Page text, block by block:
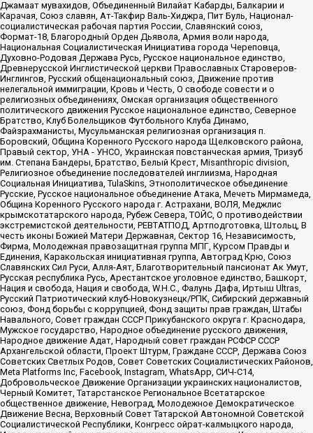
Джамаат мувахидов, Объединенный Вилайат Кабарды, Балкарии и
Карачая, Союз славян, Ат-Такфир Валь-Хиджра, Пит Буль, Национал-
социалистическая рабочая партия России, Славянский союз,
Формат-18, Благородный Орден Дьявола, Армия воли народа,
Национальная Социалистическая Инициатива города Череповца,
Духовно-Родовая Держава Русь, Русское национальное единство,
Древнерусской Инглистической церкви Православных Староверов-
Инглингов, Русский общенациональный союз, Движение против
нелегальной иммиграции, Кровь и Честь, О свободе совести и о
религиозных объединениях, Омская организация общественного
политического движения Русское национальное единство, Северное
Братство, Клуб Болельщиков Футбольного Клуба Динамо,
Файзрахманисты, Мусульманская религиозная организация п.
Боровский, Община Коренного Русского народа Щелковского района,
Правый сектор, УНА - УНСО, Украинская повстанческая армия, Тризуб
им. Степана Бандеры, Братство, Белый Крест, Misanthropic division,
Религиозное объединение последователей инглиизма, Народная
Социальная Инициатива, TulaSkins, Этнополитическое объединение
Русские, Русское национальное объединение Атака, Мечеть Мирмамеда,
Община Коренного Русского народа г. Астрахани, ВОЛЯ, Меджлис
крымскотатарского народа, Рубеж Севера, ТОЙС, О противодействии
экстремистской деятельности, РЕВТАТПОД, Артподготовка, Штольц, В
честь иконы Божией Матери Державная, Сектор 16, Независимость,
Фирма, Молодежная правозащитная группа МПГ, Курсом Правды и
Единения, Каракольская инициативная группа, Автоград Крю, Союз
Славянских Сил Руси, Алля-Аят, Благотворительный пансионат Ак Умут,
Русская республика Русь, Арестантское уголовное единство, Башкорт,
Нация и свобода, Нация и свобода, W.H.С., Фалунь Дафа, Иртыш Ultras,
Русский Патриотический клуб-Новокузнецк/РПК, Сибирский державный
союз, Фонд борьбы с коррупцией, Фонд защиты прав граждан, Штабы
Навального, Совет граждан СССР Прикубанского округа г. Краснодара,
Мужское государство, Народное объединение русского движения,
Народное движение Адат, Народный совет граждан РСФСР СССР
Архангельской области, Проект Штурм, Граждане СССР, Держава Союз
Советских Светлых Родов, Совет Советских Социалистических Районов,
Meta Platforms Inc, Facebook, Instagram, WhatsApp, СИЧ-С14,
Добровольческое Движение Организации украинских националистов,
Черный Комитет, Татарстанское Региональное Всетатарское
общественное движение, Невоград, Молодежное Демократическое
Движение Весна, Верховный Совет Татарской Автономной Советской
Социалистической Республики, Конгресс ойрат-калмыцкого народа,